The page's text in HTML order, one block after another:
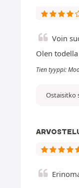
Voin
Olen
Tien tyyppi:
Ostaisitko